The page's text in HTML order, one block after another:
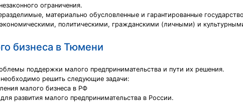
ограничения.
материально обусловленные и гарантированные
политическими, гражданскими (личными) и
бизнеса в Тюмени
поддержки малого предпринимательства и пути их решения.
решить следующие задачи:
малого бизнеса в РФ
развития малого предпринимательства в России.